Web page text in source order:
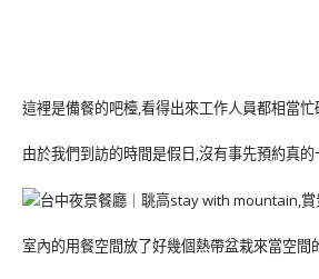
這裡是備餐的吧檯,看得出來工作人員都相當忙
由於我們到訪的時間是假日,沒有事先預約真
室內的用餐空間放了好幾個熱帶盆栽來當空間